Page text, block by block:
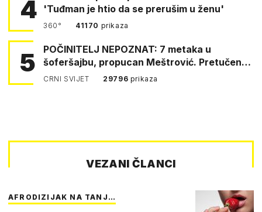
4
'Tuđman je htio da se prerušim u ženu'
360° 41170 prikaza
5
POČINITELJ NEPOZNAT: 7 metaka u
šoferšajbu, propucan Meštrović. Pretučen
Pejin
CRNI SVIJET 29796 prikaza
VEZANI ČLANCI
AFRODIZIJAK NA TANJ…